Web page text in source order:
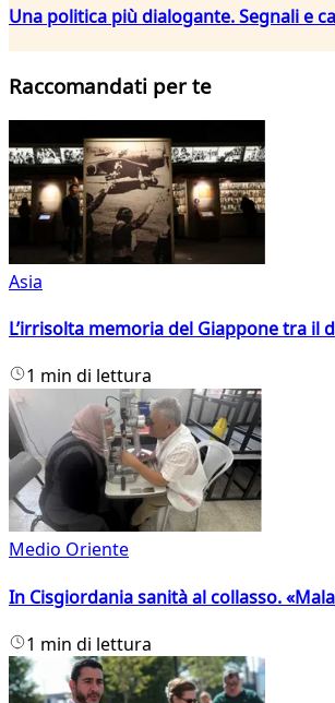
Una politica più dialogante. Segnali e
Raccomandati per te
Asia
L’irrisolta memoria del Giappone tra il
1 min di lettura
Medio Oriente
In Cisgiordania sanità al collasso.
1 min di lettura